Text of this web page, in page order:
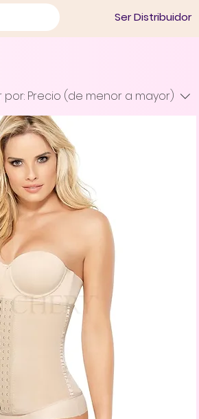
Ser Distribuidor
por: Precio (de menor a mayor)